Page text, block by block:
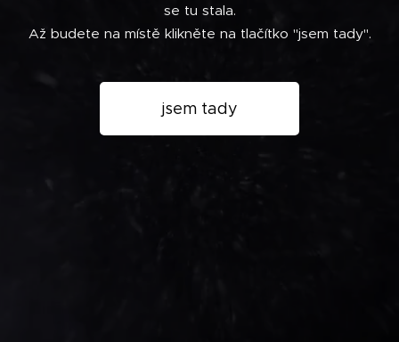
se tu stala.
Až budete na místě klikněte na tlačítko "jsem tady".
jsem tady